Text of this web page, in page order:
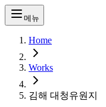
메뉴
Home
Works
김해 대청유원지